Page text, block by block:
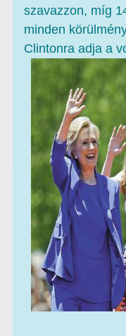
szavazzon, míg
minden
Clintonra adja a